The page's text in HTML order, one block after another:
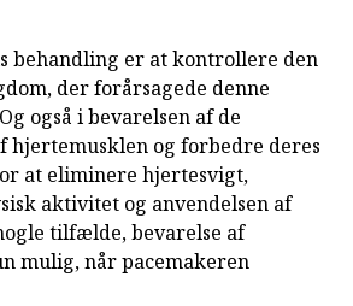
behandling er at kontrollere den
der forårsagede denne
også i bevarelsen af de
hjertemusklen og forbedre deres
at eliminere hjertesvigt,
aktivitet og anvendelsen af
tilfælde, bevarelse af
mulig, når pacemakeren